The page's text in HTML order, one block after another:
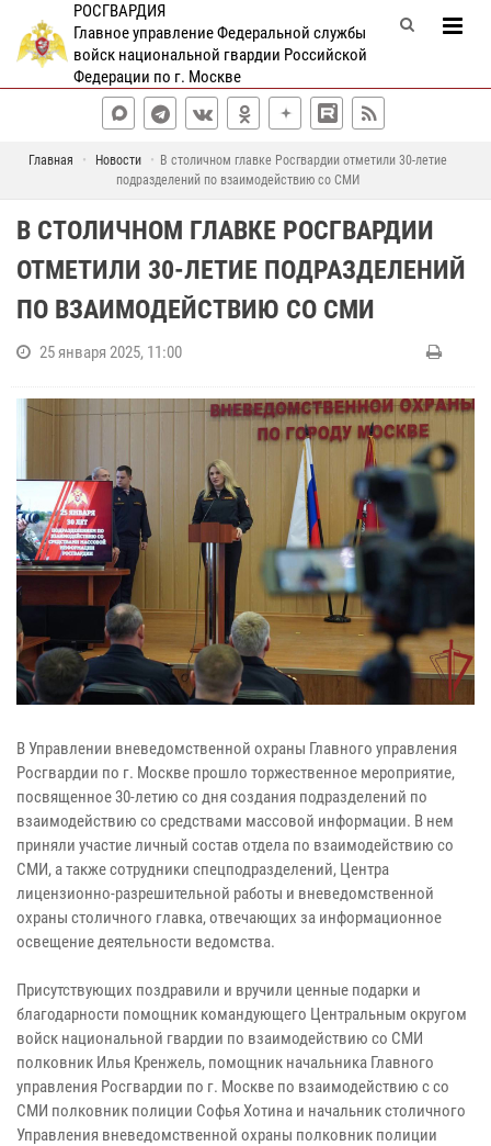
РОСГВАРДИЯ
Главное управление Федеральной службы
войск национальной гвардии Российской
Федерации по г. Москве
Главная Новости
В столичном главке Росгвардии отметили 30-летие
подразделений по взаимодействию со СМИ
В СТОЛИЧНОМ ГЛАВКЕ РОСГВАРДИИ
ОТМЕТИЛИ 30-ЛЕТИЕ ПОДРАЗДЕЛЕНИЙ
ПО ВЗАИМОДЕЙСТВИЮ СО СМИ
25 января 2025, 11:00
В Управлении вневедомственной охраны Главного управления
Росгвардии по г. Москве прошло торжественное мероприятие,
посвященное 30-летию со дня создания подразделений по
взаимодействию со средствами массовой информации. В нем
приняли участие личный состав отдела по взаимодействию со
СМИ, а также сотрудники спецподразделений, Центра
лицензионно-разрешительной работы и вневедомственной
охраны столичного главка, отвечающих за информационное
освещение деятельности ведомства.
Присутствующих поздравили и вручили ценные подарки и
благодарности помощник командующего Центральным округом
войск национальной гвардии по взаимодействию со СМИ
полковник Илья Кренжель, помощник начальника Главного
управления Росгвардии по г. Москве по взаимодействию с со
СМИ полковник полиции Софья Хотина и начальник столичного
Управления вневедомственной охраны полковник полиции